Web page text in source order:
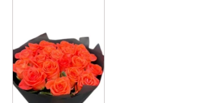
wariantów.
Opcje
można
wybrać
na